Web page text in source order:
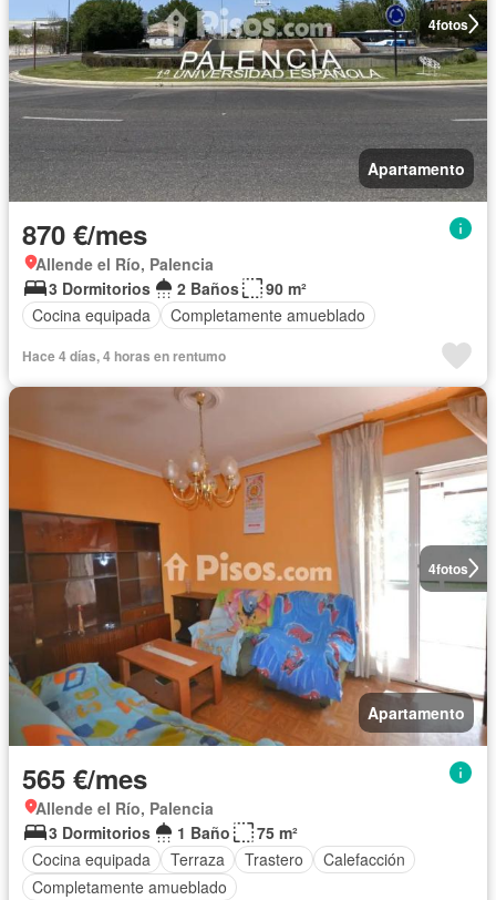
4fotos
Apartamento
870 €/mes
Allende el Río, Palencia
3 Dormitorios
2 Baños
90 m²
Cocina equipada
Completamente amueblado
Hace 4 días, 4 horas en rentumo
4fotos
Apartamento
565 €/mes
Allende el Río, Palencia
3 Dormitorios
1 Baño
75 m²
Cocina equipada
Terraza Trastero
Calefacción
Completamente amueblado